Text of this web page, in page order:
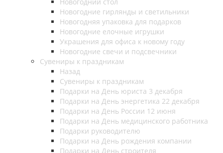
Новогодние гирлянды и светильники
Новогодняя упаковка для подарков
Новогодние елочные игрушки
Украшения для офиса к новому году
Новогодние свечи и подсвечники
Сувениры к праздникам
Назад
Сувениры к праздникам
Подарки на День юриста 3 декабря
Подарки на День энергетика 22 декабря
Подарки на День России 12 июня
Подарки на День медицинского работника
Подарки руководителю
Подарки на День рождения компании
Подарки на День строителя